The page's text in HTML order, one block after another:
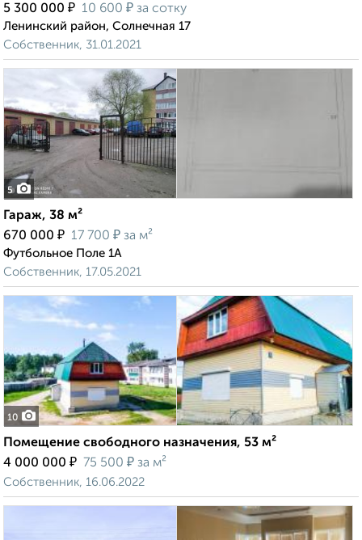
5 300 000 ₽ 10 600 ₽ за сотку
Ленинский район, Солнечная 17
Собственник, 31.01.2021
5
Гараж, 38 м²
670 000 ₽ 17 700 ₽ за м²
Футбольное Поле 1А
Собственник, 17.05.2021
10
Помещение свободного назначения, 53 м²
4 000 000 ₽ 75 500 ₽ за м²
Собственник, 16.06.2022